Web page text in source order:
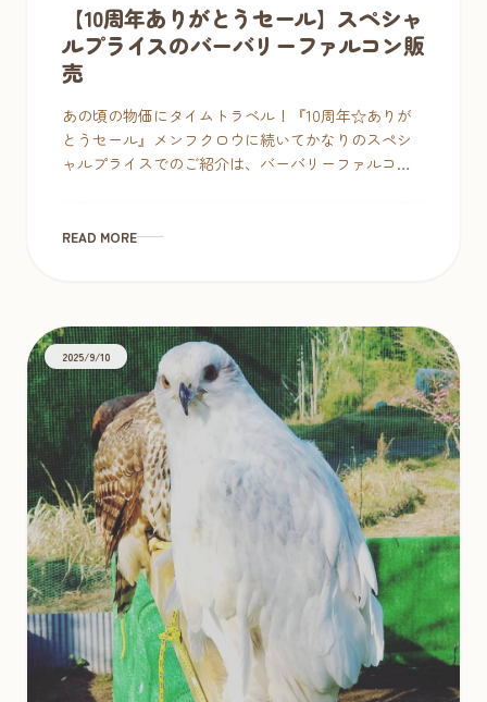
【10周年ありがとうセール】スペシャ
ルプライスのバーバリーファルコン販
売
あの頃の物価にタイムトラベル！『10周年☆ありが
とうセール』メンフクロウに続いてかなりのスペシ
ャルプライスでのご紹介は、バーバリーファルコン 1
READ MORE
2025/9/10